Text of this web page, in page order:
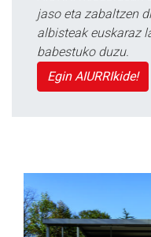
jaso eta zabaltzen
albisteak euskaraz
babestuko duzu.
Egin AIURRIkide!